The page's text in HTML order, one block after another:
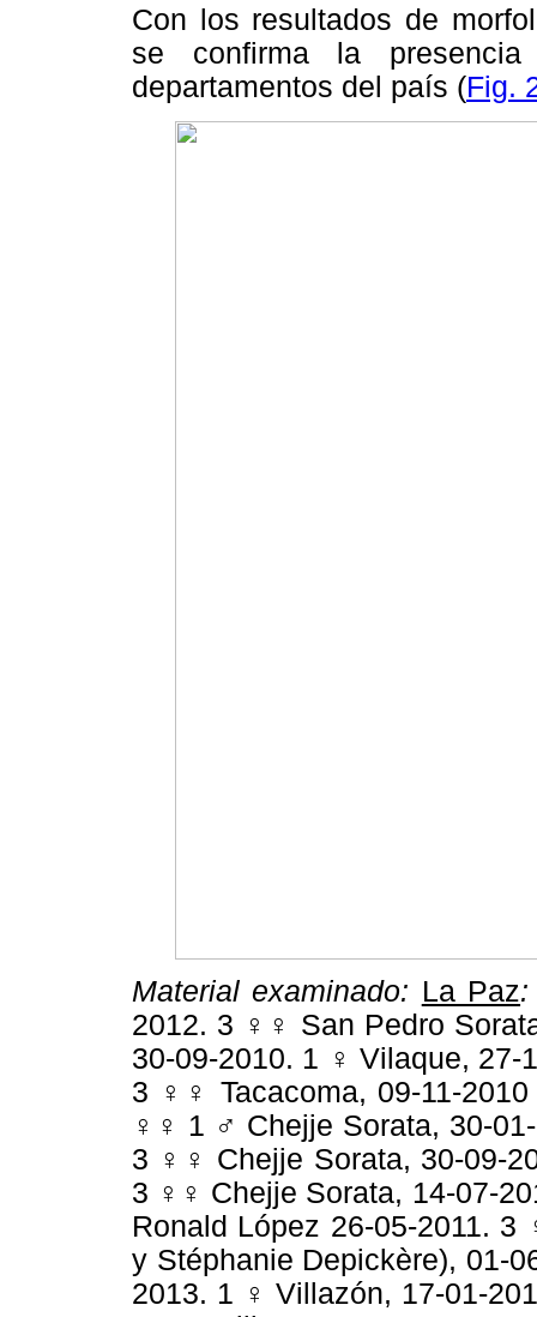
Con los resultados de
se confirma la
departamentos del país (Fig.
Material examinado: La Paz:
2012. 3 ♀♀ San Pedro
30-09-2010. 1 ♀ Vilaque, 27-
3 ♀♀ Tacacoma, 09-11-
♀♀ 1 ♂ Chejje Sorata, 30-
3 ♀♀ Chejje Sorata, 30-09-
3 ♀♀ Chejje Sorata, 14-07-
Ronald López 26-05-2011.
y Stéphanie Depickère), 01-
2013. 1 ♀ Villazón, 17-01-